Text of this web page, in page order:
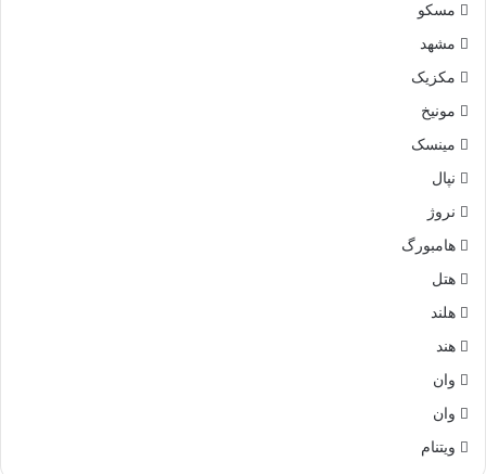
مسکو
مشهد
مکزیک
مونیخ
مینسک
نپال
نروژ
هامبورگ
هتل
هلند
هند
وان
وان
ویتنام